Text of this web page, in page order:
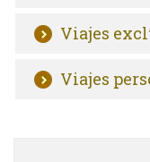
Viajes
Viajes